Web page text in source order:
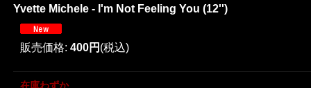
Yvette Michele - I'm Not Feeling You (12'')
販売価格: 400円 (税込)
在庫わずか